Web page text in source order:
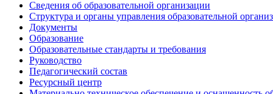
Сведения об образовательной организации
Структура и органы управления образовательной
Документы
Образование
Образовательные стандарты и требования
Руководство
Педагогический состав
Ресурсный центр